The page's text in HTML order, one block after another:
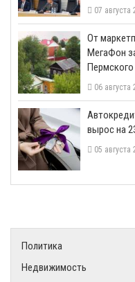
07 августа
От
МегаФон
Пермского
06 августа
вырос на
05 августа
Политика
Недвижимость